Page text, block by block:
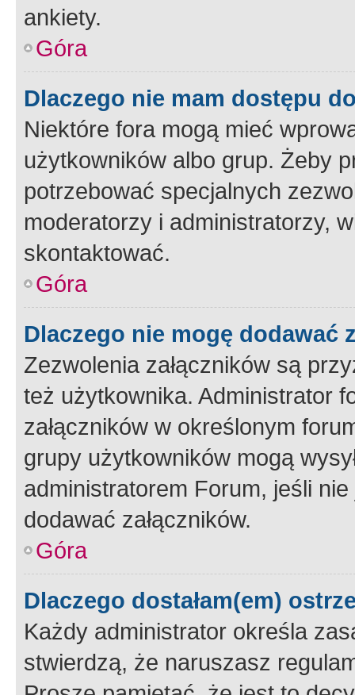
ankiety.
Góra
Dlaczego nie mam dostępu
Niektóre fora mogą mieć
użytkowników albo grup. Żeby
potrzebować specjalnych
moderatorzy i administratorzy,
skontaktować.
Góra
Dlaczego nie mogę dodawać
Zezwolenia załączników są
też użytkownika. Administrator
załączników w określonym
grupy użytkowników mogą
administratorem Forum, jeśli
dodawać załączników.
Góra
Dlaczego dostałam(em)
Każdy administrator określa
stwierdzą, że naruszasz